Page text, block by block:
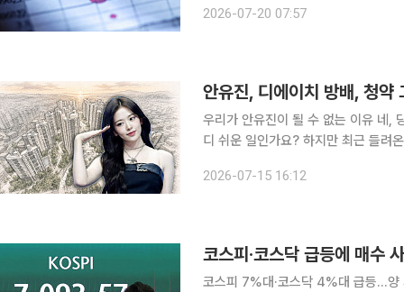
미국 빅테크와 국내 주요 기업 실적이
2026-07-20 07:57
안유진, 디에이치 방배, 청
우리가 안유진이 될 수 없는 이유 네, 당연합니다. 정상급 아이돌그룹의 인기 멤버가 된다는 것이 어
디 쉬운 일인가요? 하지만 최근 들려
‘디에이치 방배’ 일반공급 추첨제 물
2026-07-15 16:12
코스피 7%대·코스닥 4%대 급등…양 시장 매수 사이드카